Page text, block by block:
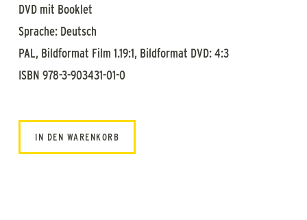
DVD mit Booklet
Sprache: Deutsch
PAL, Bildformat Film 1.19:1, Bildformat DVD: 4:3
ISBN 978-3-903431-01-0
IN DEN WARENKORB